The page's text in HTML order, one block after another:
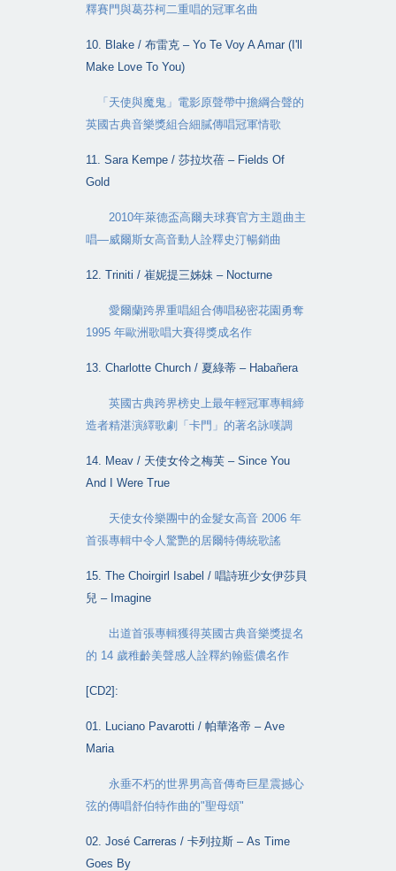
釋賽門與葛芬柯二重唱的冠軍名曲
10. Blake / 布雷克 – Yo Te Voy A Amar (I'll
Make Love To You)
「天使與魔鬼」電影原聲帶中擔綱合聲的
英國古典音樂獎組合細膩傳唱冠軍情歌
11. Sara Kempe / 莎拉坎蓓 – Fields Of
Gold
2010年萊德盃高爾夫球賽官方主題曲主
唱—威爾斯女高音動人詮釋史汀暢銷曲
12. Triniti / 崔妮提三姊妹 – Nocturne
愛爾蘭跨界重唱組合傳唱秘密花園勇奪
1995 年歐洲歌唱大賽得獎成名作
13. Charlotte Church / 夏綠蒂 – Habañera
英國古典跨界榜史上最年輕冠軍專輯締
造者精湛演繹歌劇「卡門」的著名詠嘆調
14. Meav / 天使女伶之梅芙 – Since You
And I Were True
天使女伶樂團中的金髮女高音 2006年
首張專輯中令人驚艷的居爾特傳統歌謠
15. The Choirgirl Isabel / 唱詩班少女伊莎貝
兒 – Imagine
出道首張專輯獲得英國古典音樂獎提名
的 14 歲稚齡美聲感人詮釋約翰藍儂名作
[CD2]:
01. Luciano Pavarotti / 帕華洛帝 – Ave
Maria
永垂不朽的世界男高音傳奇巨星震撼心
弦的傳唱舒伯特作曲的"聖母頌"
02. José Carreras / 卡列拉斯 – As Time
Goes By